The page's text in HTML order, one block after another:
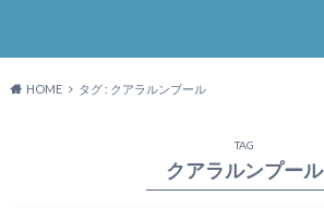
HOME タグ : クアラルンプール
TAG
クアラルンプール